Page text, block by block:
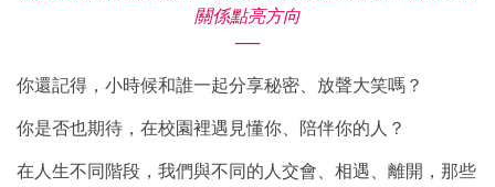
關係點亮方向
──
你還記得，小時候和誰一起分享秘密、放聲大笑嗎？
你是否也期待，在校園裡遇見懂你、陪伴你的人？
在人生不同階段，我們與不同的人交會、相遇、離開，那些